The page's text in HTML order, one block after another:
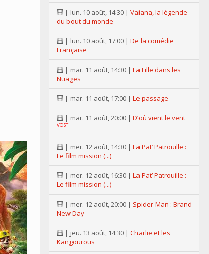
| lun. 10 août, 14:30 | Vaiana, la légende
du bout du monde
| lun. 10 août, 17:00 | De la comédie
Française
| mar. 11 août, 14:30 | La Fille dans les
Nuages
| mar. 11 août, 17:00 | Le passage
| mar. 11 août, 20:00 | D’où vient le vent
VOST
| mer. 12 août, 14:30 | La Pat’ Patrouille :
Le film mission (...)
| mer. 12 août, 16:30 | La Pat’ Patrouille :
Le film mission (...)
| mer. 12 août, 20:00 | Spider-Man : Brand
New Day
| jeu. 13 août, 14:30 | Charlie et les
Kangourous